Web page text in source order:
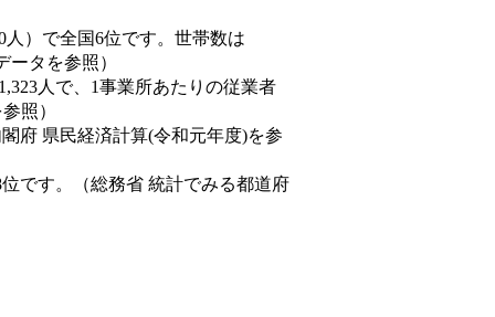
人）で全国6位です。世帯数は
ータを参照）
人で、1事業所あたりの従業者
照）
府 県民経済計算(令和元年度)を参
です。（総務省 統計でみる都道府